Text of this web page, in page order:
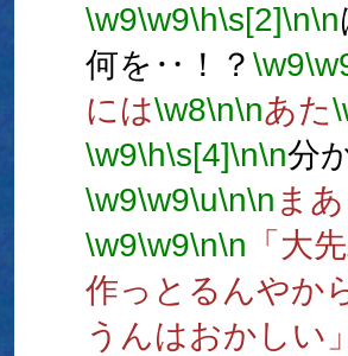
\w9\w9\h\s[2]\n\n
何を‥！？ \w9
には\w8\n\nあた
\w9\h\s[4]\n\n分
\w9\w9\u\n\n ま
\w9\w9\n\n 「大
作っとるんやか
うんはおかしい